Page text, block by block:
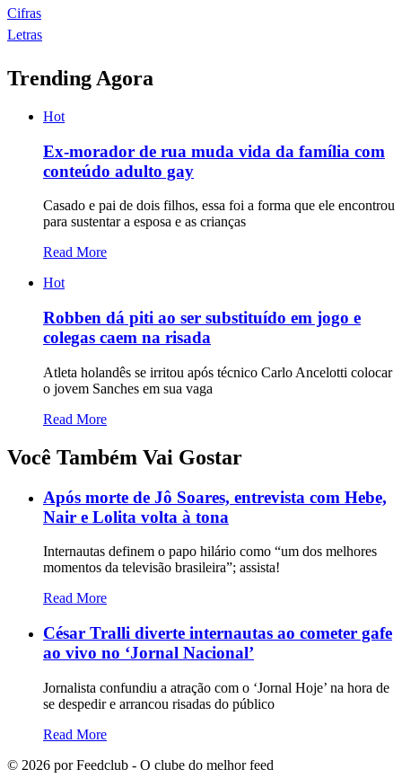
Cifras
Letras
Trending Agora
Hot
Ex-morador de rua muda vida da família com
conteúdo adulto gay
Casado e pai de dois filhos, essa foi a forma que ele encontrou
para sustentar a esposa e as crianças
Read More
Hot
Robben dá piti ao ser substituído em jogo e
colegas caem na risada
Atleta holandês se irritou após técnico Carlo Ancelotti colocar
o jovem Sanches em sua vaga
Read More
Você Também Vai Gostar
Após morte de Jô Soares, entrevista com Hebe,
Nair e Lolita volta à tona
Internautas definem o papo hilário como “um dos melhores
momentos da televisão brasileira”; assista!
Read More
César Tralli diverte internautas ao cometer gafe
ao vivo no ‘Jornal Nacional’
Jornalista confundiu a atração com o ‘Jornal Hoje’ na hora de
se despedir e arrancou risadas do público
Read More
© 2026 por Feedclub - O clube do melhor feed